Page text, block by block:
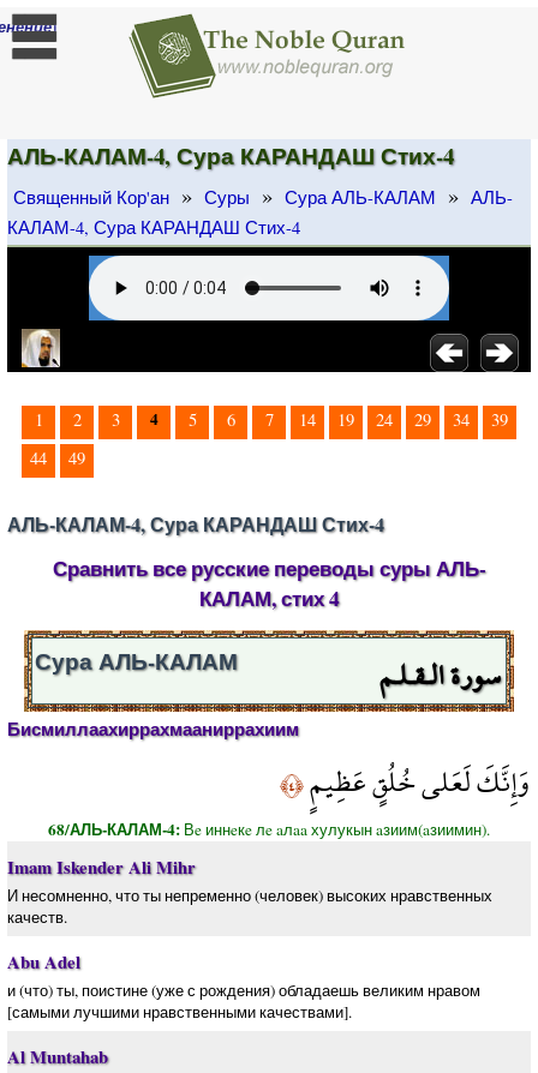
]
АЛЬ-КАЛАМ-4, Сура КАРАНДАШ Стих-4
Священный Кор'ан » Суры » Сура АЛЬ-КАЛАМ » АЛЬ-
КАЛАМ-4, Сура КАРАНДАШ Стих-4
1 2 3 4 5 6 7 14 19 24 29 34
39
44
49
АЛЬ-КАЛАМ-4, Сура КАРАНДАШ Стих-4
Сравнить все русские переводы суры АЛЬ-
КАЛАМ, стих 4
سورة الـقـلـم Сура АЛЬ-КАЛАМ
Бисмиллаахиррахмааниррахиим
وَإِنَّكَ لَعَلى خُلُقٍ عَظِيمٍ﴿٤﴾
68/АЛЬ-КАЛАМ-4: Вe иннeкe лe aлaa хулукын aзиим(aзиимин).
Imam Iskender Ali Mihr
И несомненно, что ты непременно (человек) высоких нравственных
качеств.
Abu Adel
и (что) ты, поистине (уже с рождения) обладаешь великим нравом
[самыми лучшими нравственными качествами].
Al Muntahab